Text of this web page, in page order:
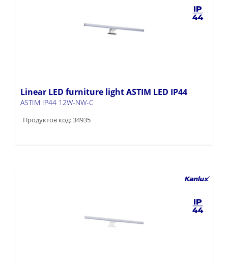
Linear LED furniture light ASTIM LED IP44
ASTIM IP44 12W-NW-C
Продуктов код: 34935